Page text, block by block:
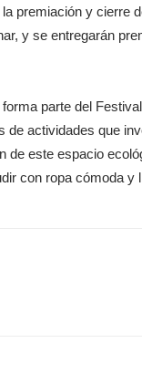
premiación y cierre
y se entregarán
parte del
actividades que
de este espacio
con ropa cómoda y